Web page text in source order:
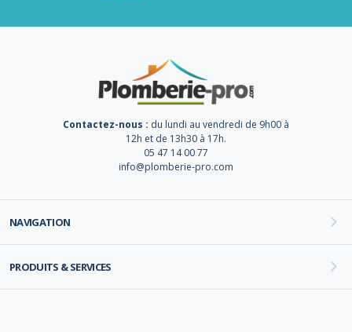
Contactez-nous : du lundi au vendredi de 9h00 à
12h et de 13h30 à 17h.
05 47 14 00 77
info@plomberie-pro.com
NAVIGATION
PRODUITS & SERVICES